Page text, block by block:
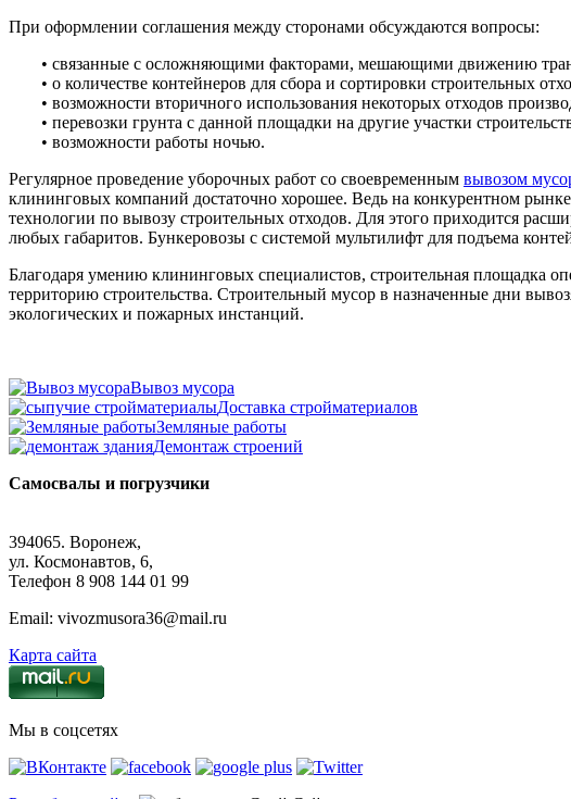
При оформлении соглашения между сторонами обсуждаются вопросы:
• связанные с осложняющими факторами, мешающими движению
• о количестве контейнеров для сбора и сортировки строительных
• возможности вторичного использования некоторых отходов
• перевозки грунта с данной площадки на другие участки
• возможности работы ночью.
Регулярное проведение уборочных работ со своевременным вывозом
клининговых компаний достаточно хорошее. Ведь на конкурентном
технологии по вывозу строительных отходов. Для этого приходится
любых габаритов. Бункеровозы с системой мультилифт для подъема
Благодаря умению клининговых специалистов, строительная площадка
территорию строительства. Строительный мусор в назначенные дни
экологических и пожарных инстанций.
Вывоз мусора
Доставка стройматериалов
Земляные работы
Демонтаж строений
Самосвалы и погрузчики
394065. Воронеж,
ул. Космонавтов, 6,
Телефон 8 908 144 01 99
Email: vivozmusora36@mail.ru
Карта сайта
Мы в соцсетях